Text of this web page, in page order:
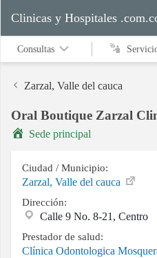
Servicios
medicos
Buscar
Clinicas y Hospitales
Consultas
Zarzal, Valle del cauca
Oral Boutique Zarzal
Sede principal
Ciudad / Municipio:
Zarzal, Valle del cauca
Dirección:
Calle 9 No. 8-21, Centro
Prestador de salud:
Clínica Odontologica